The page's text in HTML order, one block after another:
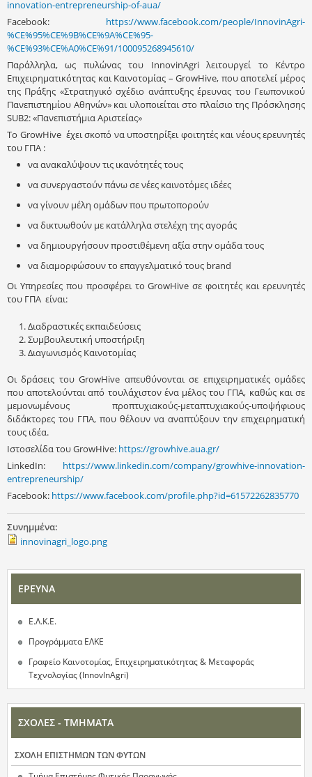
innovation-entrepreneurship-of-aua/
Facebook: https://www.facebook.com/people/InnovinAgri-
%CE%95%CE%9B%CE%9A%CE%95-
%CE%93%CE%A0%CE%91/100095268945610/
Παράλληλα, ως πυλώνας του InnovinAgri λειτουργεί το Κέντρο
Επιχειρηματικότητας και Καινοτομίας – GrowHive, που αποτελεί μέρος
της Πράξης «Στρατηγικό σχέδιο ανάπτυξης έρευνας του Γεωπονικού
Πανεπιστημίου Αθηνών» και υλοποιείται στο πλαίσιο της Πρόσκλησης
SUB2: «Πανεπιστήμια Αριστείας»
Το GrowHive έχει σκοπό να υποστηρίξει φοιτητές και νέους ερευνητές
του ΓΠΑ :
να ανακαλύψουν τις ικανότητές τους
να συνεργαστούν πάνω σε νέες καινοτόμες ιδέες
να γίνουν μέλη ομάδων που πρωτοπορούν
να δικτυωθούν με κατάλληλα στελέχη της αγοράς
να δημιουργήσουν προστιθέμενη αξία στην ομάδα τους
να διαμορφώσουν το επαγγελματικό τους brand
Οι Υπηρεσίες που προσφέρει το GrowHive σε φοιτητές και ερευνητές
του ΓΠΑ είναι:
Διαδραστικές εκπαιδεύσεις
Συμβουλευτική υποστήριξη
Διαγωνισμός Καινοτομίας
Οι δράσεις του GrowHive απευθύνονται σε επιχειρηματικές ομάδες
που αποτελούνται από τουλάχιστον ένα μέλος του ΓΠΑ, καθώς και σε
μεμονωμένους προπτυχιακούς-μεταπτυχιακούς-υποψήφιους
διδάκτορες του ΓΠΑ, που θέλουν να αναπτύξουν την επιχειρηματική
τους ιδέα.
Ιστοσελίδα του GrowHive: https://growhive.aua.gr/
LinkedIn: https://www.linkedin.com/company/growhive-innovation-
entrepreneurship/
Facebook: https://www.facebook.com/profile.php?id=61572262835770
Συνημμένα:
innovinagri_logo.png
ΕΡΕΥΝΑ
Ε.Λ.Κ.Ε.
Προγράμματα ΕΛΚΕ
Γραφείο Καινοτομίας, Επιχειρηματικότητας & Μεταφοράς
Τεχνολογίας (InnovInAgri)
ΣΧΟΛΕΣ - ΤΜΗΜΑΤΑ
ΣΧΟΛΗ ΕΠΙΣΤΗΜΩΝ ΤΩΝ ΦΥΤΩΝ